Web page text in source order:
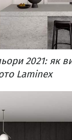
2021: як
Laminex